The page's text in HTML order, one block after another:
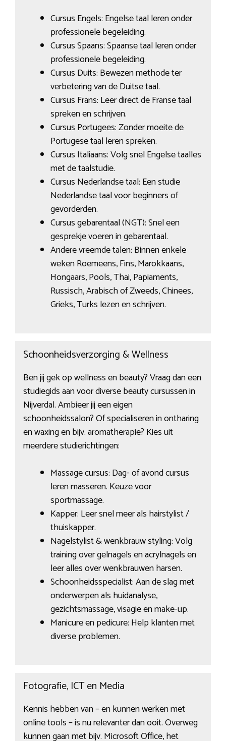
Cursus Engels: Engelse taal leren onder
professionele begeleiding.
Cursus Spaans: Spaanse taal leren onder
professionele begeleiding.
Cursus Duits: Bewezen methode ter
verbetering van de Duitse taal.
Cursus Frans: Leer direct de Franse taal
spreken en schrijven.
Cursus Portugees: Zonder moeite de
Portugese taal leren spreken.
Cursus Italiaans: Volg snel Engelse taalles
met de taalstudie.
Cursus Nederlandse taal: Een studie
Nederlandse taal voor beginners of
gevorderden.
Cursus gebarentaal (NGT): Snel een
gesprekje voeren in gebarentaal.
Andere vreemde talen: Binnen enkele
weken Roemeens, Fins, Marokkaans,
Hongaars, Pools, Thai, Papiaments,
Russisch, Arabisch of Zweeds, Chinees,
Grieks, Turks lezen en schrijven.
Schoonheidsverzorging & Wellness
Ben jij gek op wellness en beauty? Vraag dan een
studiegids aan voor diverse beauty cursussen in
Nijverdal. Ambieer jij een eigen
schoonheidssalon? Of specialiseren in ontharing
en waxing en bijv. aromatherapie? Kies uit
meerdere studierichtingen:
Massage cursus: Dag- of avond cursus
leren masseren. Keuze voor
sportmassage.
Kapper: Leer snel meer als hairstylist /
thuiskapper.
Nagelstylist & wenkbrauw styling: Volg
training over gelnagels en acrylnagels en
leer alles over wenkbrauwen harsen.
Schoonheidsspecialist: Aan de slag met
onderwerpen als huidanalyse,
gezichtsmassage, visagie en make-up.
Manicure en pedicure: Help klanten met
diverse problemen.
Fotografie, ICT en Media
Kennis hebben van – en kunnen werken met
online tools – is nu relevanter dan ooit. Overweg
kunnen gaan met bijv. Microsoft Office, het